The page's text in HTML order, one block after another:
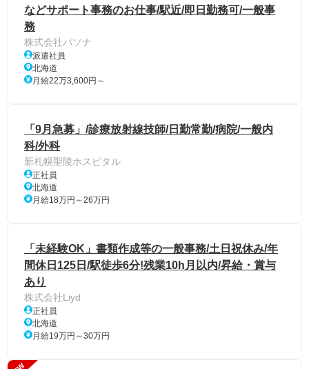
などサポート事務のお仕事/駅近/即日勤務可/一般事
務
株式会社パソナ
派遣社員
北海道
月給22万3,600円～
「9月急募」/診療放射線技師/日勤常勤/病院/一般内
科/外科
新札幌聖陵ホスピタル
正社員
北海道
月給18万円～26万円
「未経験OK」書類作成等の一般事務/土日祝休み/年
間休日125日/駅徒歩6分!残業10h月以内/昇給・賞与
あり
株式会社Liyd
正社員
北海道
月給19万円～30万円